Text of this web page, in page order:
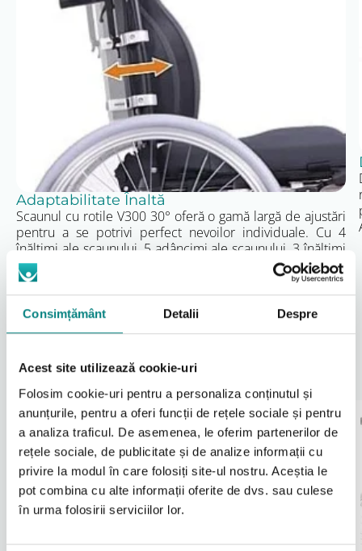
Consimțământ Detalii Despre
Acest site utilizează cookie-uri
Folosim cookie-uri pentru a personaliza conținutul și
anunțurile, pentru a oferi funcții de rețele sociale și pentru
a analiza traficul. De asemenea, le oferim partenerilor de
rețele sociale, de publicitate și de analize informații cu
privire la modul în care folosiți site-ul nostru. Aceștia le
pot combina cu alte informații oferite de dvs. sau culese
în urma folosirii serviciilor lor.
Producător:
Vermeiren
Model: V300 30°
Tip produs: scaun rulant manual, ușor, cu spătar
rabatabil
Greutate maximă utilizator: 130 kg
Greutate produs: aproximativ 18,3 kg
Cadru: aluminiu
Utilizare: interior și exterior
Lățime șezut: 390 / 420 / 440 / 460 / 480 / 500
mm
Adâncime șezut: 440 – 520 mm
Înălțime șezut: 440 – 530 mm
Înălțime spătar: 420 mm
Unghi spătar: reglabil, până la 30°
Roți spate: 22” sau 24”
Pliabil: da
Valorile pot varia în funcție de configurație și
accesorii.
Instrucțiuni de utilizare
instruite sau sub supraveghere. Reglajele de șezut,
efectuează înainte de utilizare, de către un adult sau
personal specializat.
Înainte de fiecare utilizare se recomandă verificarea
funcționării frânelor, stării roților și a mecanismului
de rabatare a spătarului. Instrucțiunile complete de
utilizare, întreținere și siguranță sunt furnizate de
producător și pot fi puse la dispoziția clientului la
cerere.
Condiții de livrare
Adaptabilitate Înaltă
Scaunul cu rotile V300 30° oferă o gamă largă de ajustări
pentru a se potrivi perfect nevoilor individuale. Cu 4
înălțimi ale scaunului, 5 adâncimi ale scaunului, 3 înălțimi
ale suporturilor pentru brațe, și 5 înclinări ale scaunului
de la 0° – 10°, acest scaun oferă o versatilitate
excepțională pentru utilizator.
Accesorii Suplimentare